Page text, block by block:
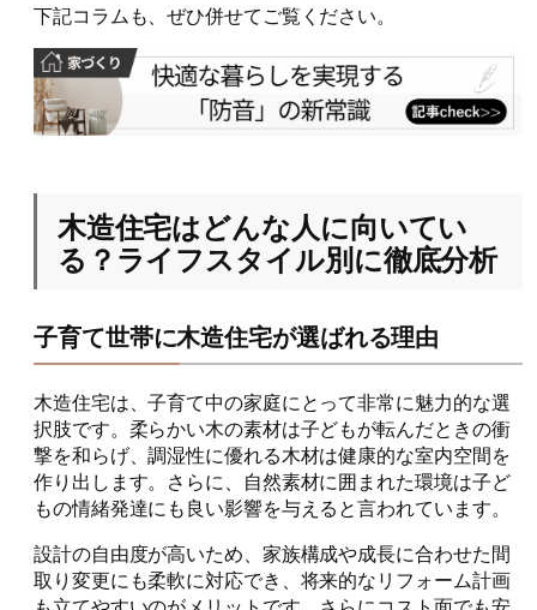
下記コラムも、ぜひ併せてご覧ください。
木造住宅はどんな人に向いてい
る？ライフスタイル別に徹底分析
子育て世帯に木造住宅が選ばれる理由
木造住宅は、子育て中の家庭にとって非常に魅力的な選
択肢です。柔らかい木の素材は子どもが転んだときの衝
撃を和らげ、調湿性に優れる木材は健康的な室内空間を
作り出します。さらに、自然素材に囲まれた環境は子ど
もの情緒発達にも良い影響を与えると言われています。
設計の自由度が高いため、家族構成や成長に合わせた間
取り変更にも柔軟に対応でき、将来的なリフォーム計画